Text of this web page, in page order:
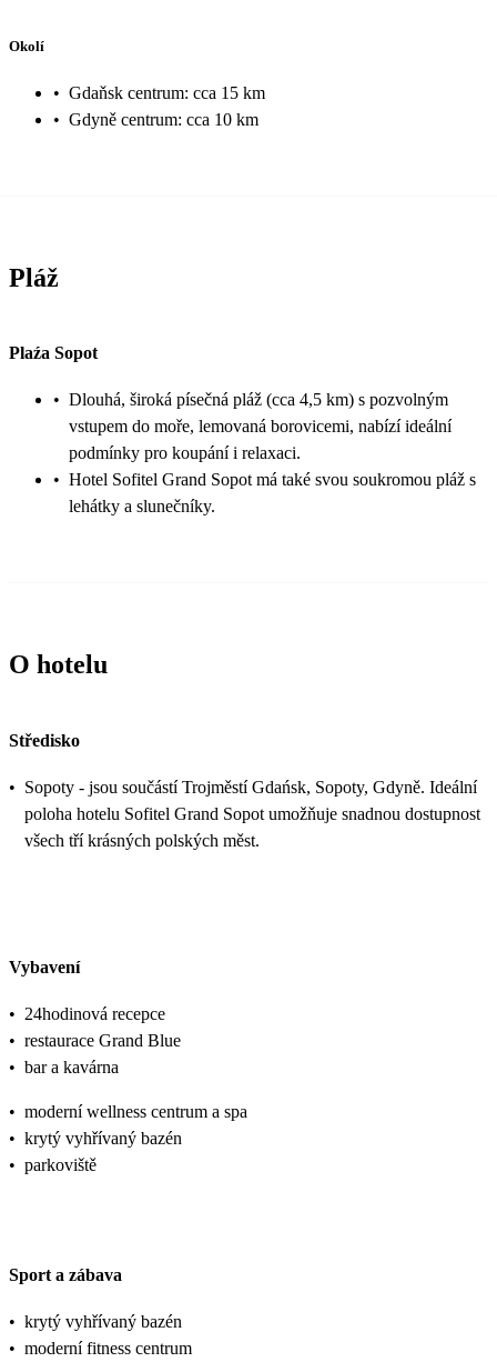
Okolí
• Gdaňsk centrum: cca 15 km
• Gdyně centrum: cca 10 km
Pláž
Plaźa Sopot
• Dlouhá, široká písečná pláž (cca 4,5 km) s pozvolným
vstupem do moře, lemovaná borovicemi, nabízí ideální
podmínky pro koupání i relaxaci.
• Hotel Sofitel Grand Sopot má také svou soukromou pláž s
lehátky a slunečníky.
O hotelu
Středisko
• Sopoty - jsou součástí Trojměstí Gdańsk, Sopoty, Gdyně. Ideální
poloha hotelu Sofitel Grand Sopot umožňuje snadnou dostupnost
všech tří krásných polských měst.
Vybavení
• 24hodinová recepce
• restaurace Grand Blue
• bar a kavárna
• moderní wellness centrum a spa
• krytý vyhřívaný bazén
• parkoviště
Sport a zábava
• krytý vyhřívaný bazén
• moderní fitness centrum